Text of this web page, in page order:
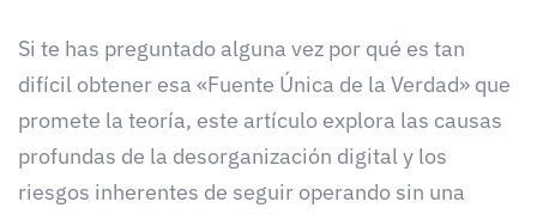
Si te has preguntado alguna vez por qué es tan
difícil obtener esa «Fuente Única de la Verdad» que
promete la teoría, este artículo explora las causas
profundas de la desorganización digital y los
riesgos inherentes de seguir operando sin una